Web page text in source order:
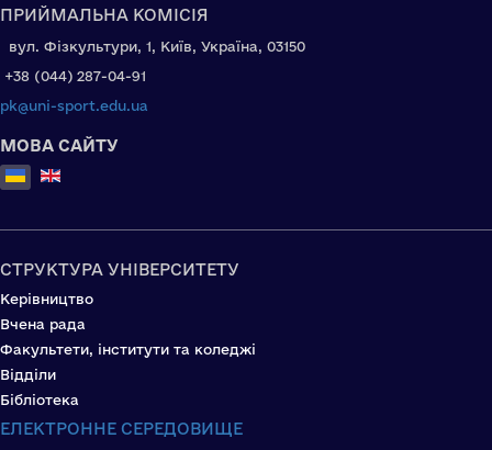
ПРИЙМАЛЬНА КОМІСІЯ
вул. Фізкультури, 1, Київ, Україна, 03150
+38 (044) 287-04-91
pk@uni-sport.edu.ua
МОВА САЙТУ
Оберіть свою мову
СТРУКТУРА УНІВЕРСИТЕТУ
Керівництво
Вчена рада
Факультети, інститути та коледжі
Відділи
Бібліотека
ЕЛЕКТРОННЕ СЕРЕДОВИЩЕ